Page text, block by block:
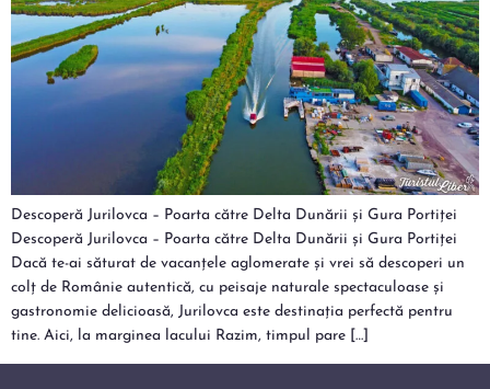
Descoperă Jurilovca – Poarta către Delta Dunării și Gura Portiței
Descoperă Jurilovca – Poarta către Delta Dunării și Gura Portiței
Dacă te-ai săturat de vacanțele aglomerate și vrei să descoperi un
colț de Românie autentică, cu peisaje naturale spectaculoase și
gastronomie delicioasă, Jurilovca este destinația perfectă pentru
tine. Aici, la marginea lacului Razim, timpul pare […]